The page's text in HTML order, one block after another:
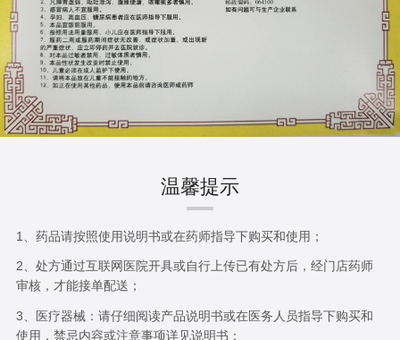
温馨提示
1、药品请按照使用说明书或在药师指导下购买和使用；
2、处方通过互联网医院开具或自行上传已有处方后，经门店药师
审核，才能接单配送；
3、医疗器械：请仔细阅读产品说明书或在医务人员指导下购买和
使用，禁忌内容或注意事项详见说明书；